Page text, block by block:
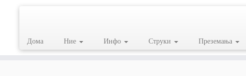
Дома Ние Инфо Струки Преземања